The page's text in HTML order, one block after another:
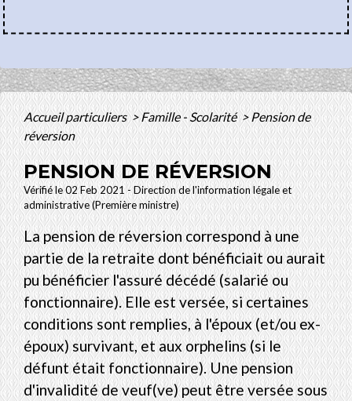
Accueil particuliers>Famille - Scolarité> Pension de
réversion
PENSION DE RÉVERSION
Vérifié le 02 Feb 2021 - Direction de l'information légale et
administrative (Première ministre)
La pension de réversion correspond à une
partie de la retraite dont bénéficiait ou aurait
pu bénéficier l'assuré décédé (salarié ou
fonctionnaire). Elle est versée, si certaines
conditions sont remplies, à l'époux (et/ou ex-
époux) survivant, et aux orphelins (si le
défunt était fonctionnaire). Une pension
d'invalidité de veuf(ve) peut être versée sous